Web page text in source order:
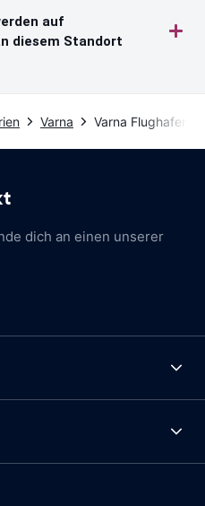
auf
diesem Standort
Varna Varna Flughafen
dich an einen unserer